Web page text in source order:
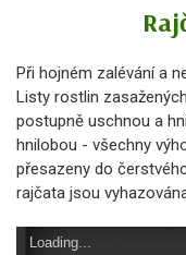
Při hojném zalévání a
Listy rostlin
postupně uschnou a
hnilobou - všechny
přesazeny do
rajčata jsou
Loading...